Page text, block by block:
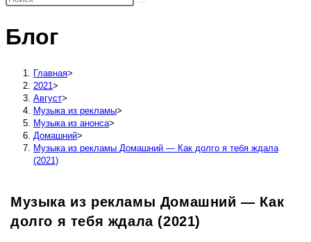
по
сайту
Блог
Главная>
2021 >
Август>
Музыка из рекламы>
Музыка из анонса>
Домашний>
Музыка из рекламы Домашний — Как долго я тебя ждала
(2021)
Музыка из рекламы Домашний — Как
долго я тебя ждала (2021)